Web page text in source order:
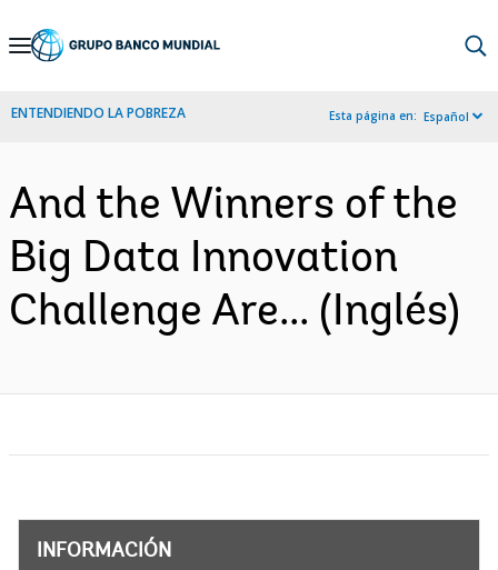
Skip
Navigation
ENTENDIENDO LA POBREZA Esta página en: Español
And the Winners of the
Big Data Innovation
Challenge Are... (Inglés)
INFORMACIÓN